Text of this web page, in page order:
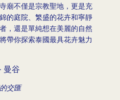
廟不僅是宗教聖地，更是充
的庭院、繁盛的花卉和寧靜
，還是單純想在美麗的自然
帶你探索泰國最具花卉魅力
曼谷
交匯